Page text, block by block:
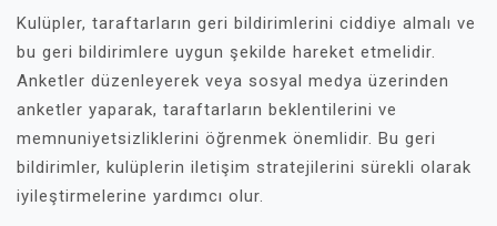
Kulüpler, taraftarların geri bildirimlerini ciddiye almalı ve
bu geri bildirimlere uygun şekilde hareket etmelidir.
Anketler düzenleyerek veya sosyal medya üzerinden
anketler yaparak, taraftarların beklentilerini ve
memnuniyetsizliklerini öğrenmek önemlidir. Bu geri
bildirimler, kulüplerin iletişim stratejilerini sürekli olarak
iyileştirmelerine yardımcı olur.